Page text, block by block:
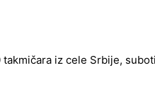
iz cele Srbije,